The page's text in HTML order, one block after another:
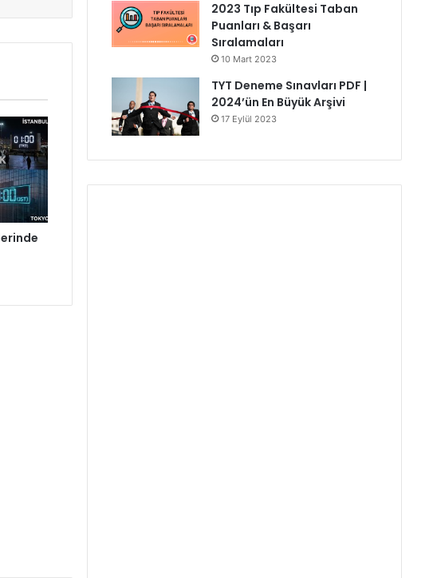
2023 Tıp Fakültesi Taban
Puanları & Başarı
Sıralamaları
10 Mart 2023
TYT Deneme Sınavları PDF |
2024’ün En Büyük Arşivi
17 Eylül 2023